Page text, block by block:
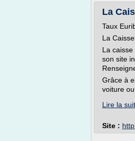
La
Taux
La
La
son site
Grâce à
voiture ou
Lire la
Site :